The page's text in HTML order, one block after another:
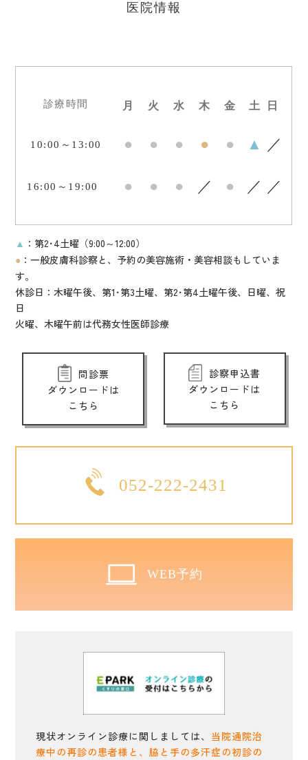
医院情報
診療時間 月 火 水 木 金 土 日
10:00～13:00 ● ● ● ● ● ▲ ／
16:00～19:00 ● ● ● ／ ● ／ ／
▲ ：第2･4土曜（9:00～12:00）
● ：一般皮膚科診察と、予約の美容施術・美容相談もしていま
す。
休診日：木曜午後、第1･第3土曜、第2･第4土曜午後、日曜、祝
日
火曜、木曜午前は代務女性医師診療
問診票
ダウンロードは
こちら
診察申込書
ダウンロードは
こちら
052-222-2431
WEB予約
現状オンライン診療に関しましては、 当院通院治
療中の再診の患者様と、脇と手の多汗症の初診の